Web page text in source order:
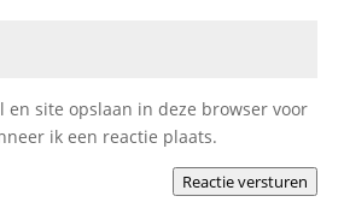
en site opslaan in deze browser voor
ik een reactie plaats.
Reactie versturen